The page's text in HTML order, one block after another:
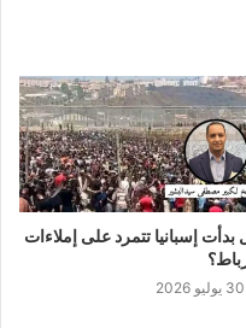
جزيرة القرم: أظهر
غير مسبوق بعد أن
دون أن يظهر
عسكريا مع أوكرانيا الدول
للهجرة: بين مرحب و
من أجل توحيد جهود
بدأت إسبانيا تتمرد على إملاءات
30 يوليو 2026